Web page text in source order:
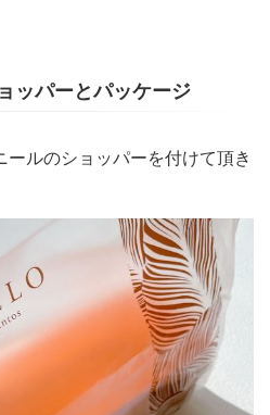
ッパーとパッケージ
ルのショッパーを付けて頂き